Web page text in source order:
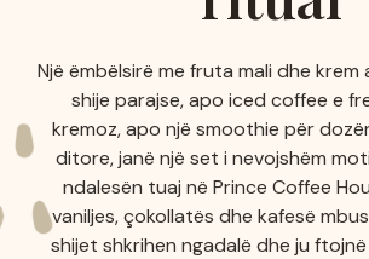
Një ëmbëlsirë me fruta mali dhe krem
shije parajse, apo iced coffee e
kremoz, apo një smoothie për
ditore, janë një set i nevojshëm
ndalesën tuaj në Prince Coffee
vaniljes, çokollatës dhe kafesë
shijet shkrihen ngadalë dhe ju